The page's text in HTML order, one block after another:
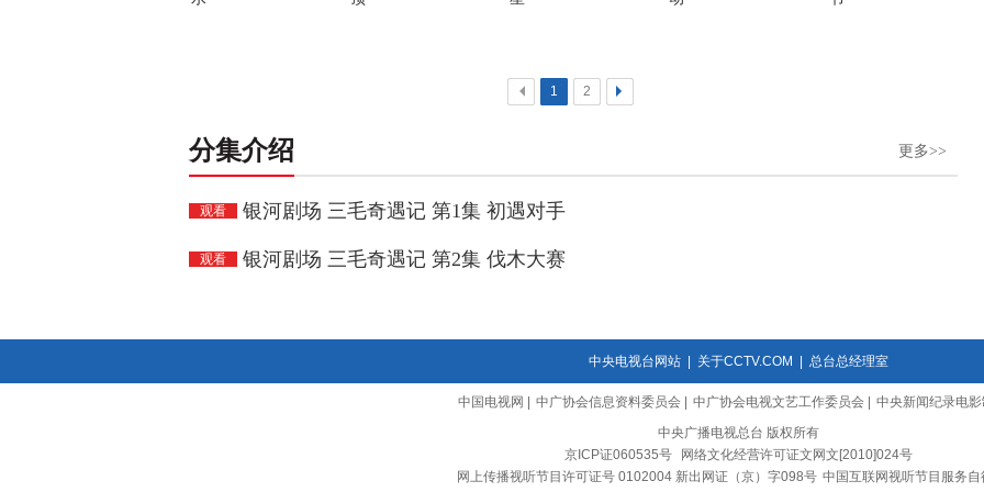
< 1 2 >
分集介绍 更多>>
观看 银河剧场 三毛奇遇记 第1集 初遇对手
观看 银河剧场 三毛奇遇记 第2集 伐木大赛
中央电视台网站| 关于CCTV.COM 总台总经理室
中国电视网 中广协会信息资料委员会 中广协会电视文艺工作委员会
中央新闻纪录电
中央广播电视总台 版权所有
京ICP证060535号
网络文化经营许可证文网文[2010]024号
网上传播视听节目许可证号 0102004 新出网证（京）字098号 中国互联网视听节目服务自